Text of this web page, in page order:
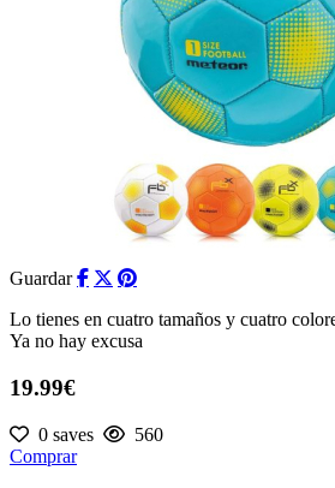
Guardar
Lo tienes en cuatro tamaños y cuatro
Ya no hay excusa
19.99€
0 saves
560
Comprar